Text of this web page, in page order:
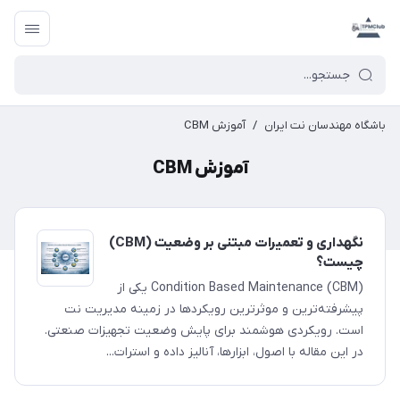
باشگاه مهندسان نت ایران / آموزش CBM
آموزش CBM
نگهداری و تعمیرات مبتنی بر وضعیت (CBM)
چیست؟
Condition Based Maintenance (CBM) یکی از
پیشرفته‌ترین و موثرترین رویکردها در زمینه مدیریت نت
است. رویکردی هوشمند برای پایش وضعیت تجهیزات صنعتی.
در این مقاله با اصول، ابزارها، آنالیز داده و استرات...